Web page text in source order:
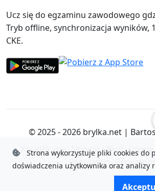
Ucz się do egzaminu zawodowego
Tryb offline, synchronizacja wyników,
CKE.
© 2025 - 2026 brylka.net|
Kwalifikacje|Słownik|Blog|Opinie
Regulamin|
Strona wykorzystuje pliki cookies do
doświadczenia użytkownika oraz analizy